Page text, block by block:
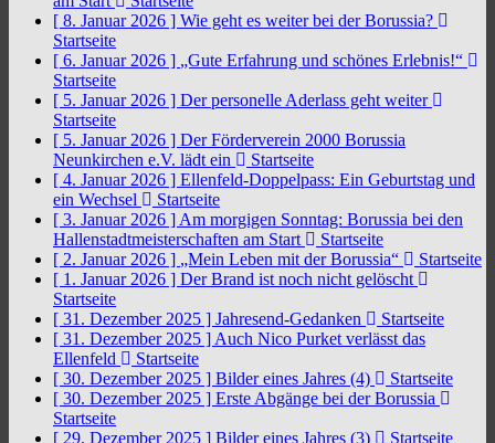
[ 8. Januar 2026 ] Wie geht es weiter bei der Borussia?
Startseite
[ 6. Januar 2026 ] „Gute Erfahrung und schönes Erlebnis!“
Startseite
[ 5. Januar 2026 ] Der personelle Aderlass geht weiter
Startseite
[ 5. Januar 2026 ] Der Förderverein 2000 Borussia
Neunkirchen e.V. lädt ein
Startseite
[ 4. Januar 2026 ] Ellenfeld-Doppelpass: Ein Geburtstag und
ein Wechsel
Startseite
[ 3. Januar 2026 ] Am morgigen Sonntag: Borussia bei den
Hallenstadtmeisterschaften am Start
Startseite
[ 2. Januar 2026 ] „Mein Leben mit der Borussia“
Startseite
[ 1. Januar 2026 ] Der Brand ist noch nicht gelöscht
Startseite
[ 31. Dezember 2025 ] Jahresend-Gedanken
Startseite
[ 31. Dezember 2025 ] Auch Nico Purket verlässt das
Ellenfeld
Startseite
[ 30. Dezember 2025 ] Bilder eines Jahres (4)
Startseite
[ 30. Dezember 2025 ] Erste Abgänge bei der Borussia
Startseite
[ 29. Dezember 2025 ] Bilder eines Jahres (3)
Startseite